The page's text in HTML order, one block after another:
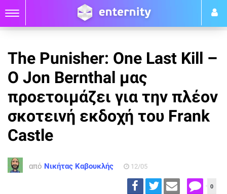
The Punisher: One Last Kill –
O Jon Bernthal μας
προετοιμάζει για την πλέον
σκοτεινή εκδοχή του Frank
Castle
από Νικήτας Καβουκλής 12/05
0